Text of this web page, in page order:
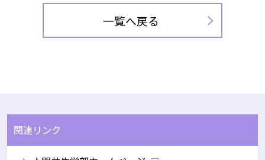
一覧へ戻る
関連リンク